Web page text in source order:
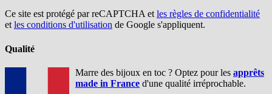
Ce site est protégé par reCAPTCHA etles règles de confidentialité
etles conditions d'utilisation de Google s'appliquent.
Qualité
Marre des bijoux en toc ? Optez pour les apprêts
made in France d'une qualité irréprochable.